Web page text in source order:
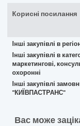
Корисні посилання
Інші закупівлі в
Інші закупівлі в
маркетингові,
охоронні
Інші закупівлі
"КИЇВПАСТРАНС"
Вас може